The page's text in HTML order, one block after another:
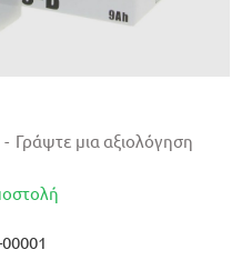
- Γράψτε μια αξιολόγηση